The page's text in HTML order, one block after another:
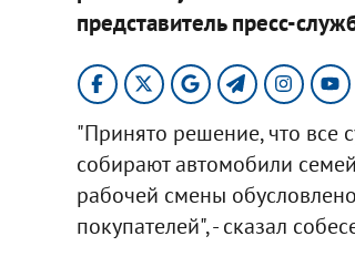
представитель пресс-
"Принято решение, что все
собирают автомобили
рабочей смены
покупателей", - сказал